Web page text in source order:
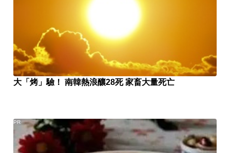
大「烤」驗！ 南韓熱浪釀28死 家畜大量死亡
PR